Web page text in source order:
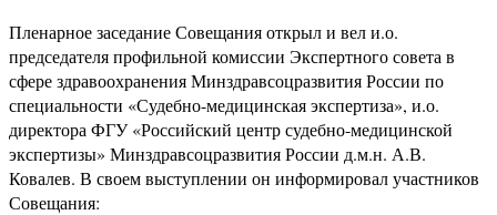
Пленарное заседание Совещания открыл и вел и.о.
председателя профильной комиссии Экспертного совета в
сфере здравоохранения Минздравсоцразвития России по
специальности «Судебно-медицинская экспертиза», и.о.
директора ФГУ «Российский центр судебно-медицинской
экспертизы» Минздравсоцразвития России д.м.н. А.В.
Ковалев. В своем выступлении он информировал участников
Совещания: